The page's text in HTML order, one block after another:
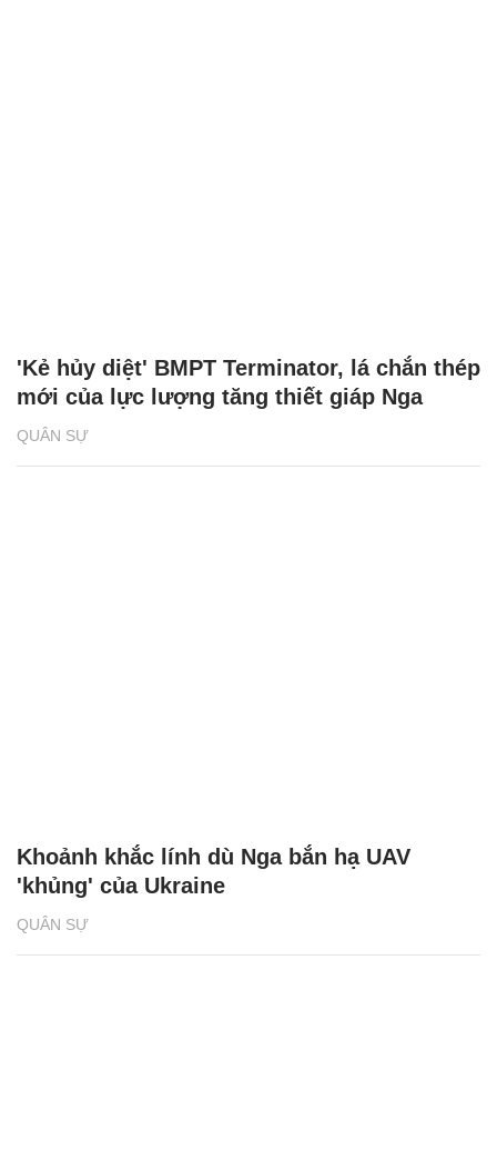
QUÂN SỰ
'Kẻ hủy diệt' BMPT Terminator, lá chắn thép
mới của lực lượng tăng thiết giáp Nga
QUÂN SỰ
Khoảnh khắc lính dù Nga bắn hạ UAV
'khủng' của Ukraine